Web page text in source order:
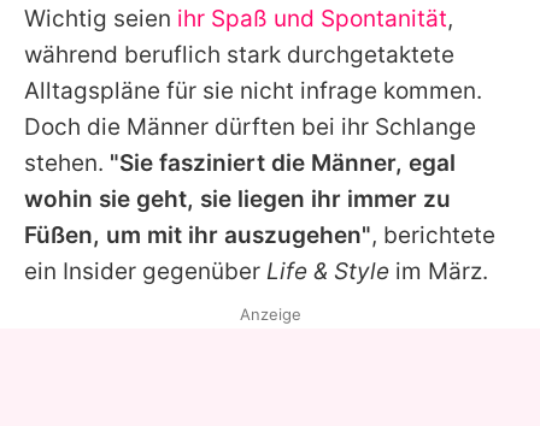
Wichtig seien ihr Spaß und Spontanität,
während beruflich stark durchgetaktete
Alltagspläne für sie nicht infrage kommen.
Doch die Männer dürften bei ihr Schlange
stehen. "Sie fasziniert die Männer, egal
wohin sie geht, sie liegen ihr immer zu
Füßen, um mit ihr auszugehen", berichtete
ein Insider gegenüber Life & Style im März.
Anzeige